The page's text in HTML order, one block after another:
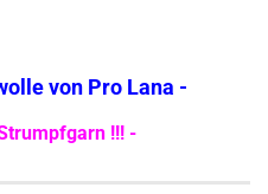
von Pro Lana -
!!! -